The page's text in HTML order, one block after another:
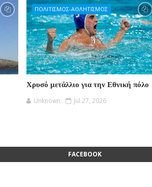
ΠΟΛΙΤΙΣΜΟΣ-ΑΘΛΗΤΙΣΜΟΣ
Χρυσό μετάλλιο για την Εθνική πόλο
Unknown Jul 27, 2026
FACEBOOK